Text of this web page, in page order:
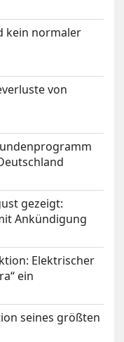
kein normaler
von
gezeigt:
Ankündigung
Elektrischer
ein
seines größten